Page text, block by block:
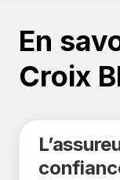
En
Croix